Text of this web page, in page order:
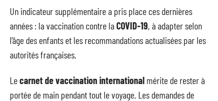
Un indicateur supplémentaire a pris place ces dernières
années : la vaccination contre laCOVID-19, à adapter selon
l’âge des enfants et les recommandations actualisées par les
autorités françaises.
Lecarnet de vaccination international mérite de rester à
portée de main pendant tout le voyage. Les demandes de